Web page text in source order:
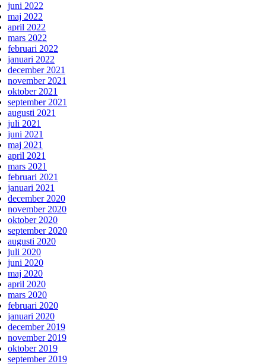
juni 2022
maj 2022
april 2022
mars 2022
februari 2022
januari 2022
december 2021
november 2021
oktober 2021
september 2021
augusti 2021
juli 2021
juni 2021
maj 2021
april 2021
mars 2021
februari 2021
januari 2021
december 2020
november 2020
oktober 2020
september 2020
augusti 2020
juli 2020
juni 2020
maj 2020
april 2020
mars 2020
februari 2020
januari 2020
december 2019
november 2019
oktober 2019
september 2019